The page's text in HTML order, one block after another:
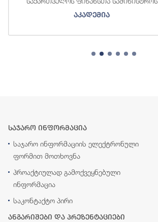
აკადემია
საჯარო ინფორმაცია
საჯარო ინფორმაციის ელექტრონული
ფორმით მოთხოვნა
პროაქტიულად გამოქვეყნებული
ინფორმაცია
საკონტაქტო პირი
ანგარიშები და პრეზენტაციები